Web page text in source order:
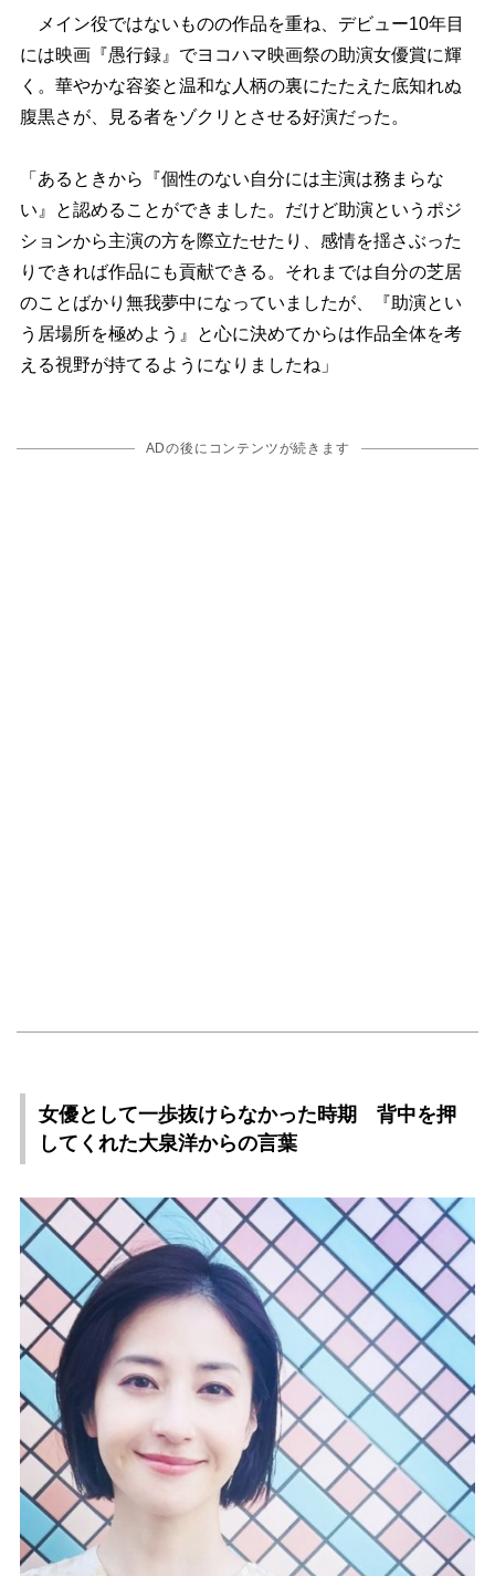
メイン役ではないものの作品を重ね、デビュー10年目
には映画『愚行録』でヨコハマ映画祭の助演女優賞に輝
く。華やかな容姿と温和な人柄の裏にたたえた底知れぬ
腹黒さが、見る者をゾクリとさせる好演だった。
「あるときから『個性のない自分には主演は務まらな
い』と認めることができました。だけど助演というポジ
ションから主演の方を際立たせたり、感情を揺さぶった
りできれば作品にも貢献できる。それまでは自分の芝居
のことばかり無我夢中になっていましたが、『助演とい
う居場所を極めよう』と心に決めてからは作品全体を考
える視野が持てるようになりましたね」
ADの後にコンテンツが続きます
女優として一歩抜けらなかった時期 背中を押
してくれた大泉洋からの言葉